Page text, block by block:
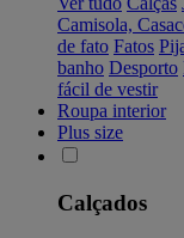
Camisola,
de fato Fatos
banho Desporto
fácil de vestir
Roupa interior
Plus size
Calçados